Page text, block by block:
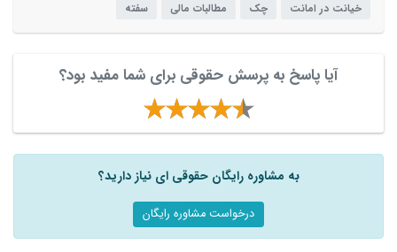
خیانت در امانت چک مطالبات مالی سفته
آیا پاسخ به پرسش حقوقی برای شما مفید بود؟
به مشاوره رایگان حقوقی ای نیاز دارید؟
درخواست مشاوره رایگان